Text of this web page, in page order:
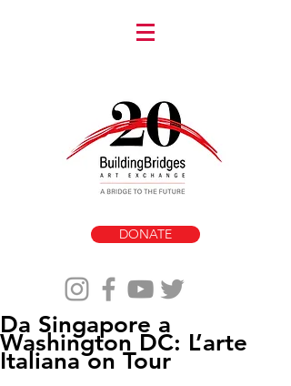
DONATE
Da Singapore a
Washington DC: L’arte
Italiana on Tour